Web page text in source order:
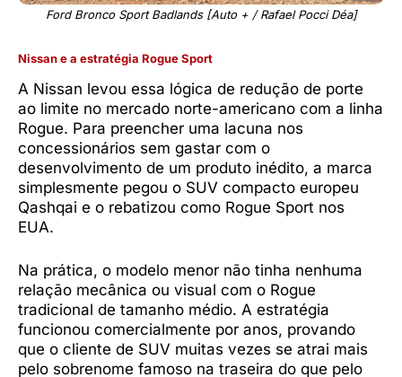
Ford Bronco Sport Badlands [Auto + / Rafael Pocci Déa]
Nissan e a estratégia Rogue Sport
A Nissan levou essa lógica de redução de porte
ao limite no mercado norte-americano com a linha
Rogue. Para preencher uma lacuna nos
concessionários sem gastar com o
desenvolvimento de um produto inédito, a marca
simplesmente pegou o SUV compacto europeu
Qashqai e o rebatizou como Rogue Sport nos
EUA.
Na prática, o modelo menor não tinha nenhuma
relação mecânica ou visual com o Rogue
tradicional de tamanho médio. A estratégia
funcionou comercialmente por anos, provando
que o cliente de SUV muitas vezes se atrai mais
pelo sobrenome famoso na traseira do que pelo